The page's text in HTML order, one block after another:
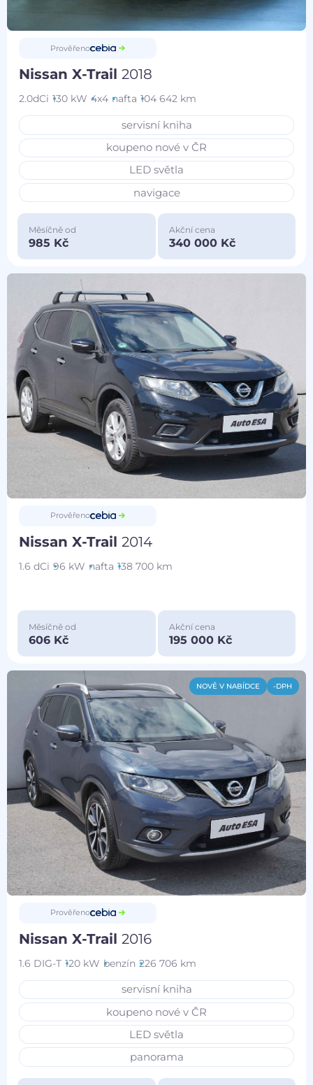
Prověřeno
Nissan X-Trail2018
2.0dCi 130 kW 4x4 nafta 104 642 km
servisní kniha
koupeno nové v ČR
LED světla
navigace
Měsíčně od
985 Kč
Akční cena
340 000 Kč
Prověřeno
Nissan X-Trail2014
1.6 dCi 96 kW nafta 138 700 km
Měsíčně od
606 Kč
Akční cena
195 000 Kč
NOVĚ V NABÍDCE -DPH
Prověřeno
Nissan X-Trail2016
1.6 DIG-T 120 kW benzín 226 706 km
servisní kniha
koupeno nové v ČR
LED světla
panorama